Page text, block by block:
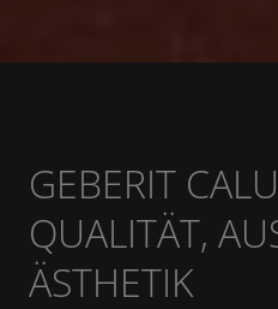
GEBERIT
QUALITÄT,
ÄSTHETIK